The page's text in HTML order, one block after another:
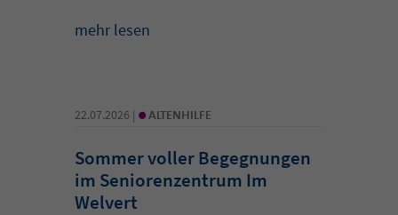
mehr lesen
22.07.2026 | • ALTENHILFE
Sommer voller Begegnungen
im Seniorenzentrum Im
Welvert